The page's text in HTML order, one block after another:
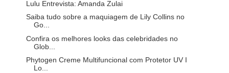
Lulu Entrevista: Amanda Zulai
Saiba tudo sobre a maquiagem de Lily Collins no
Go...
Confira os melhores looks das celebridades no
Glob...
Phytogen Creme Multifuncional com Protetor UV I
Lo...